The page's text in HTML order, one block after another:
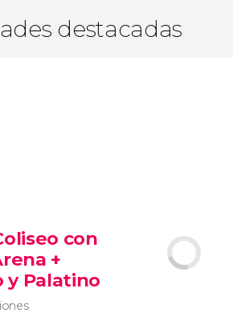
destacadas
con
+
y Palatino